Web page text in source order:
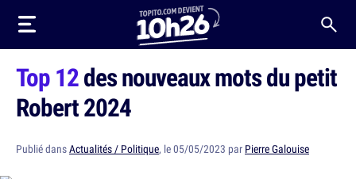
Top 12des nouveaux mots du petit
Robert 2024
Publié dansActualités / Politique, le 05/05/2023 par Pierre Galouise